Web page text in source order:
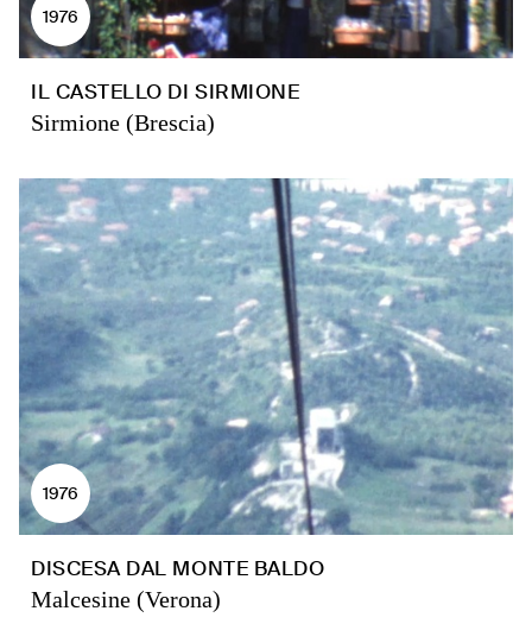
1976
IL CASTELLO DI SIRMIONE
Sirmione (Brescia)
1976
DISCESA DAL MONTE BALDO
Malcesine (Verona)